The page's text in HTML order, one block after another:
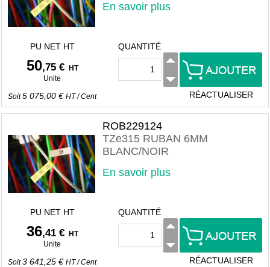
En savoir plus
PU NET HT
50,75 €
HT
Unite
Soit5 075,00 € HT/Cent
QUANTITÉ
RÉACTUALISER
ROB229124
TZe315 RUBAN 6MM
BLANC/NOIR
En savoir plus
PU NET HT
36,41 €
HT
Unite
Soit3 641,25 € HT/Cent
QUANTITÉ
RÉACTUALISER